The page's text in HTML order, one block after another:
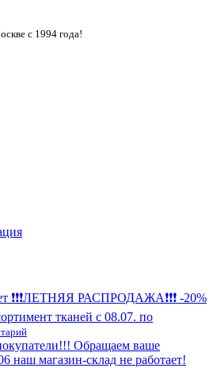
с 1994 года!
❗️❗️❗️ЛЕТНЯЯ РАСПРОДАЖА❗️❗️❗️ -20%
тканей с 08.07. по
Обращаем ваше
наш магазин-склад не работает!